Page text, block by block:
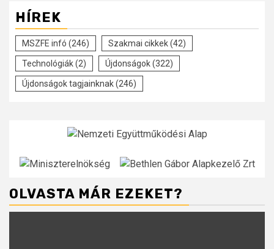
HÍREK
MSZFE infó (246) Szakmai cikkek(42)
Technológiák(2) Újdonságok(322)
Újdonságok tagjainknak(246)
OLVASTA MÁR EZEKET?